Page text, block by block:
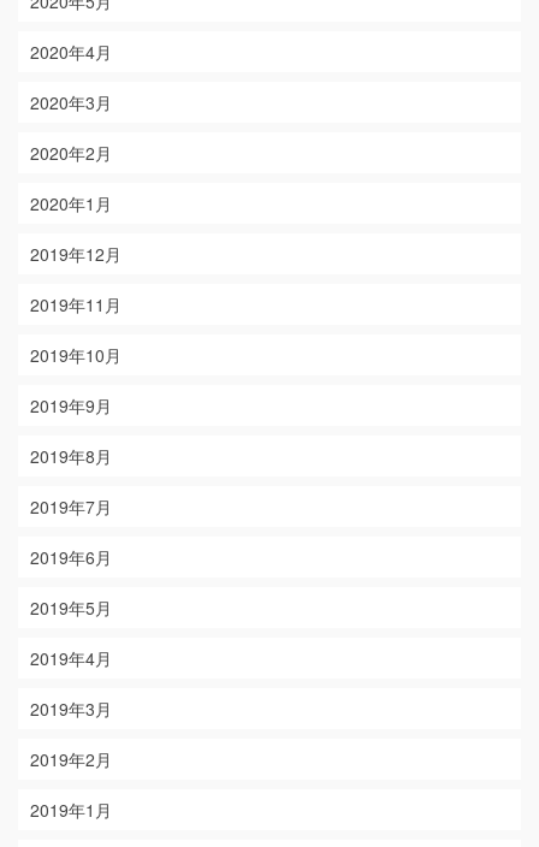
2020年4月
2020年3月
2020年2月
2020年1月
2019年12月
2019年11月
2019年10月
2019年9月
2019年8月
2019年7月
2019年6月
2019年5月
2019年4月
2019年3月
2019年2月
2019年1月